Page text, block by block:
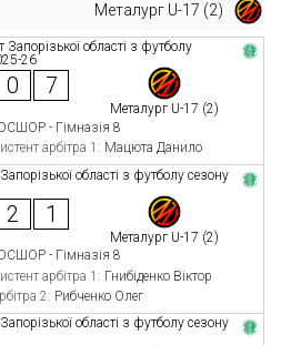
Металург U-17 (2)
Запорізької області з футболу
26
0 7
Металург U-17 (2)
- Гімназія 8
арбітра 1: Мацюта Данило
області з футболу сезону
2 1
Металург U-17 (2)
- Гімназія 8
арбітра 1: Гнибіденко Віктор
2: Рибченко Олег
області з футболу сезону